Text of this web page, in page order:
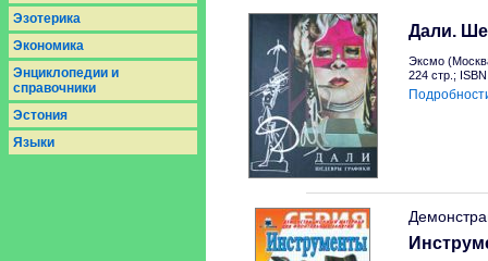
Эзотерика
Экономика
Энциклопедии и
справочники
Эстония
Языки
Дали.
Эксмо
224 стр.;